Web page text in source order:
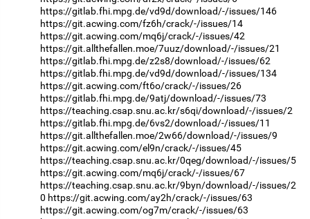
https://gitlab.fhi.mpg.de/vd9d/download/-/issues/146
https://git.acwing.com/fz6h/crack/-/issues/14
https://git.acwing.com/mq6j/crack/-/issues/42
https://git.allthefallen.moe/7uuz/download/-/issues/21
https://gitlab.fhi.mpg.de/z2s8/download/-/issues/62
https://gitlab.fhi.mpg.de/vd9d/download/-/issues/134
https://git.acwing.com/ft6o/crack/-/issues/26
https://gitlab.fhi.mpg.de/9atj/download/-/issues/73
https://teaching.csap.snu.ac.kr/s6qi/download/-/issues/2
https://gitlab.fhi.mpg.de/6vs2/download/-/issues/11
https://git.allthefallen.moe/2w66/download/-/issues/9
https://git.acwing.com/el9n/crack/-/issues/45
https://teaching.csap.snu.ac.kr/0qeg/download/-/issues/5
https://git.acwing.com/mq6j/crack/-/issues/67
https://teaching.csap.snu.ac.kr/9byn/download/-/issues/2
0 https://git.acwing.com/ay2h/crack/-/issues/63
https://git.acwing.com/og7m/crack/-/issues/63